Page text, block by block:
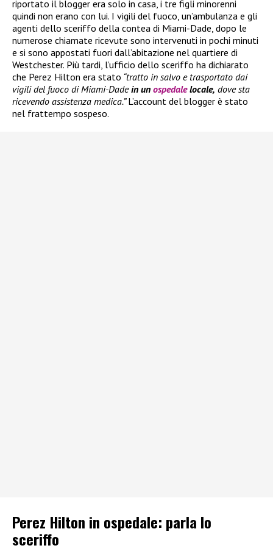
riportato il blogger era solo in casa, i tre figli minorenni
quindi non erano con lui. I vigili del fuoco, un’ambulanza e gli
agenti dello sceriffo della contea di Miami-Dade, dopo le
numerose chiamate ricevute sono intervenuti in pochi minuti
e si sono appostati fuori dall’abitazione nel quartiere di
Westchester. Più tardi, l’ufficio dello sceriffo ha dichiarato
che Perez Hilton era stato “tratto in salvo e trasportato dai
vigili del fuoco di Miami-Dadein un ospedalelocale, dove sta
ricevendo assistenza medica.”L’account del blogger è stato
nel frattempo sospeso.
Perez Hilton in ospedale: parla lo
sceriffo